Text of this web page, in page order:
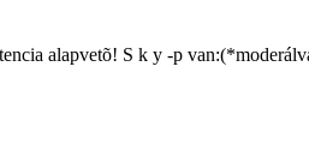
alapvetõ! S k y -p